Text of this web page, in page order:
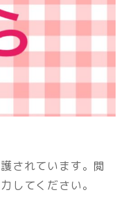
されています。閲
してください。